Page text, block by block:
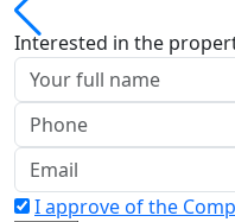
Interested in the
I approve of the